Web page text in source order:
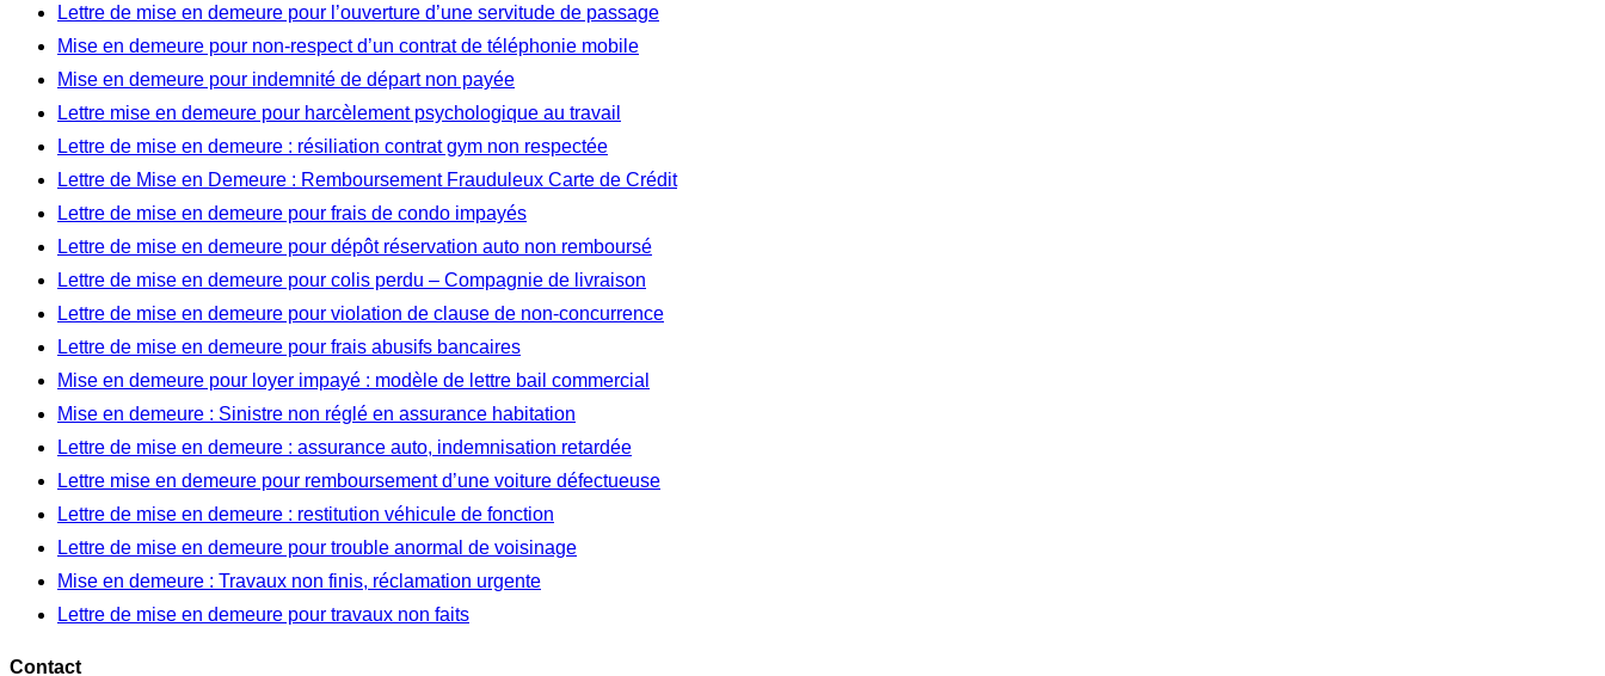
Lettre de mise en demeure pour l’ouverture d’une servitude de passage
Mise en demeure pour non-respect d’un contrat de téléphonie mobile
Mise en demeure pour indemnité de départ non payée
Lettre mise en demeure pour harcèlement psychologique au travail
Lettre de mise en demeure : résiliation contrat gym non respectée
Lettre de Mise en Demeure : Remboursement Frauduleux Carte de Crédit
Lettre de mise en demeure pour frais de condo impayés
Lettre de mise en demeure pour dépôt réservation auto non remboursé
Lettre de mise en demeure pour colis perdu – Compagnie de livraison
Lettre de mise en demeure pour violation de clause de non-concurrence
Lettre de mise en demeure pour frais abusifs bancaires
Mise en demeure pour loyer impayé : modèle de lettre bail commercial
Mise en demeure : Sinistre non réglé en assurance habitation
Lettre de mise en demeure : assurance auto, indemnisation retardée
Lettre mise en demeure pour remboursement d’une voiture défectueuse
Lettre de mise en demeure : restitution véhicule de fonction
Lettre de mise en demeure pour trouble anormal de voisinage
Mise en demeure : Travaux non finis, réclamation urgente
Lettre de mise en demeure pour travaux non faits
Contact